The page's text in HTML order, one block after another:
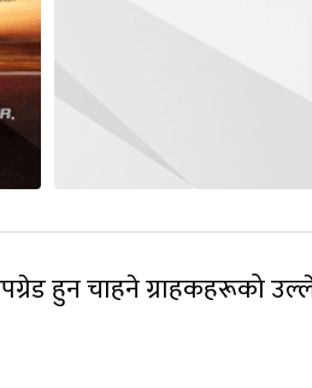
हुन चाहने ग्राहकहरूको